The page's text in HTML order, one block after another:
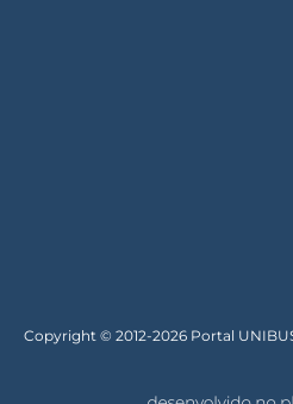
Copyright © 2012-2026 Portal